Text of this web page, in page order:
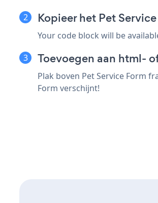
Kopieer het Pet
Your code block will be
Toevoegen aan html-
Plak boven Pet Service Form
Form verschijnt!